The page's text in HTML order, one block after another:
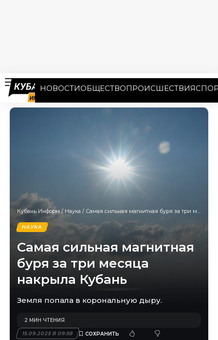
НОВОСТИОБЩЕСТВОПРОИСШЕСТВИЯ
Кубань Информ/ Наука / Самая сильная магнитная буря за три месяца накрыла Кубань
НАУКА
Самая сильная магнитная
буря за три месяца
накрыла Кубань
Земля попала в корональную дыру.
15.09.2025 В 09:58
2 МИН ЧТЕНИЯ